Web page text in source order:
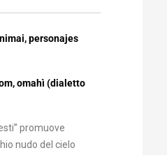
personajes
omahì (dialetto
promuove
nudo del cielo